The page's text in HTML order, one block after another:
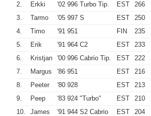
2.
Erkki '02 996 Turbo Tip. EST 266
3.
Tarmo '05 997 S EST 250
4.
Timo '91 951 FIN 235
5.
Erik '91 964 C2 EST 233
6.
Kristjan '00 996 Cabrio Tip. EST 222
7.
Margus '86 951 EST 216
8.
Peeter '80 928 EST 213
9.
Peep '83 924 "Turbo" EST 210
10.
James '91 944 S2 Cabrio EST 204